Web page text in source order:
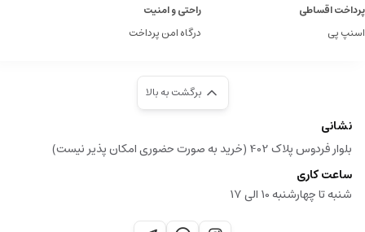
پرداخت اقساطی
اسنپ پی
راحتی و امنیت
درگاه امن پرداخت
برگشت به بالا
نشانی
بلوار فردوس پلاک 402 (خرید به صورت حضوری امکان پذیر نیست)
ساعت کاری
شنبه تا چهارشنبه 10 الی 17